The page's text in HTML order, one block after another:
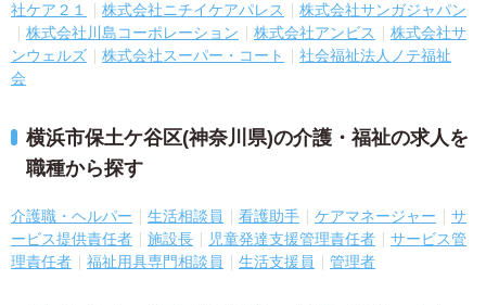
社ケア２１
株式会社ニチイケアパレス
株式会社サンガジャパン
株式会社川島コーポレーション
株式会社アンビス
株式会社サ
ンウェルズ
株式会社スーパー・コート
社会福祉法人ノテ福祉
会
横浜市保土ケ谷区(神奈川県)の介護・福祉の求人を
職種から探す
介護職・ヘルパー 生活相談員 看護助手 ケアマネージャー
サ
ービス提供責任者
施設長 児童発達支援管理責任者
サービス管
理責任者
福祉用具専門相談員 生活支援員 管理者